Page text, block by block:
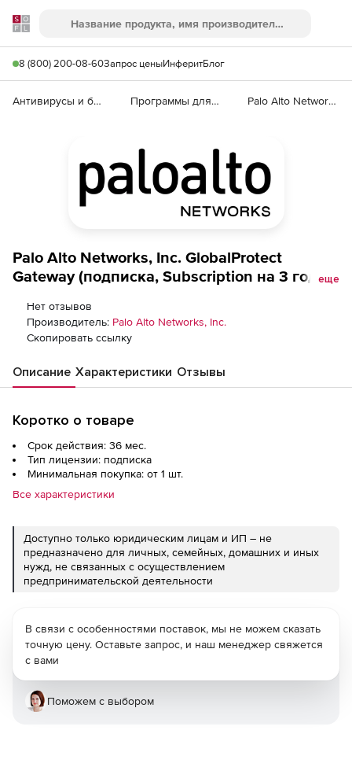
Softline
Поиск
8 (800) 200-08-60Запрос ценыИнферитБлог
Антивирусы и безопасность Программы для защиты информации Palo Alto Networks GlobalProtect Gateway
Palo Alto Networks, Inc. GlobalProtect
Gateway (подписка, Subscription на 3 года),
еще
Нет отзывов
Производитель: Palo Alto Networks, Inc.
Скопировать ссылку
Описание Характеристики Отзывы
Коротко о товаре
Срок действия: 36 мес.
Тип лицензии: подписка
Минимальная покупка: от 1 шт.
Все характеристики
Доступно только юридическим лицам и ИП – не
предназначено для личных, семейных, домашних и иных
нужд, не связанных с осуществлением
предпринимательской деятельности
В связи с особенностями поставок, мы не можем сказать
точную цену. Оставьте запрос, и наш менеджер свяжется
с вами
Поможем с выбором